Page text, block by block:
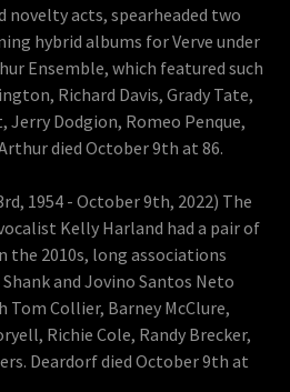
novelty acts, spearheaded two
hybrid albums for Verve under
Ensemble, which featured such
Richard Davis, Grady Tate,
Jerry Dodgion, Romeo Penque,
died October 9th at 86.
1954 - October 9th, 2022) The
Kelly Harland had a pair of
the 2010s, long associations
and Jovino Santos Neto
Tom Collier, Barney McClure,
Richie Cole, Randy Brecker,
Deardorf died October 9th at